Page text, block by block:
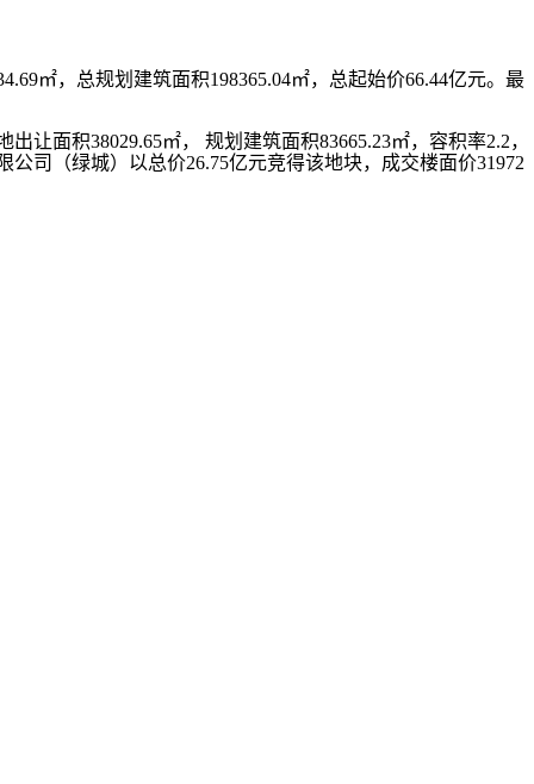
㎡，总规划建筑面积198365.04㎡，总起始价66.44亿元。最
面积38029.65㎡， 规划建筑面积83665.23㎡，容积率2.2，
司（绿城）以总价26.75亿元竞得该地块，成交楼面价31972